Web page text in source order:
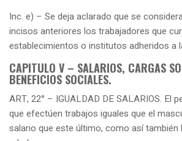
Inc. e) – Se deja aclarado que se
incisos anteriores los trabajadores que
establecimientos o institutos adheridos a
CAPITULO V – SALARIOS, CARGAS
BENEFICIOS SOCIALES.
ART, 22° – IGUALDAD DE SALARIOS. El
que efectúen trabajos iguales que el
salario que este último, como así también